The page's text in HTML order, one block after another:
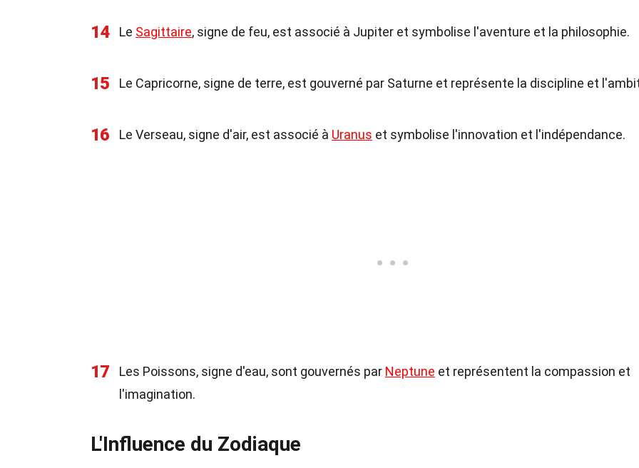
14 Le Sagittaire, signe de feu, est associé à Jupiter et symbolise l'aventure et la philosophie.
15 Le Capricorne, signe de terre, est gouverné par Saturne et représente la discipline et
16 Le Verseau, signe d'air, est associé à Uranus et symbolise l'innovation et l'indépendance.
17 Les Poissons, signe d'eau, sont gouvernés par Neptune et représentent la compassion et
l'imagination.
L'Influence du Zodiaque